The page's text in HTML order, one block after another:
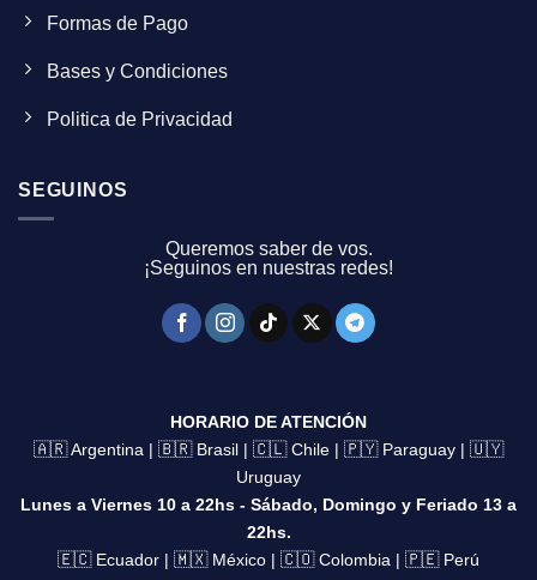
Formas de Pago
Bases y Condiciones
Politica de Privacidad
SEGUINOS
Queremos saber de vos.
¡Seguinos en nuestras redes!
HORARIO DE ATENCIÓN
🇦🇷 Argentina | 🇧🇷 Brasil | 🇨🇱 Chile | 🇵🇾 Paraguay | 🇺🇾
Uruguay
Lunes a Viernes 10 a 22hs - Sábado, Domingo y Feriado 13 a
22hs.
🇪🇨 Ecuador | 🇲🇽 México | 🇨🇴 Colombia | 🇵🇪 Perú